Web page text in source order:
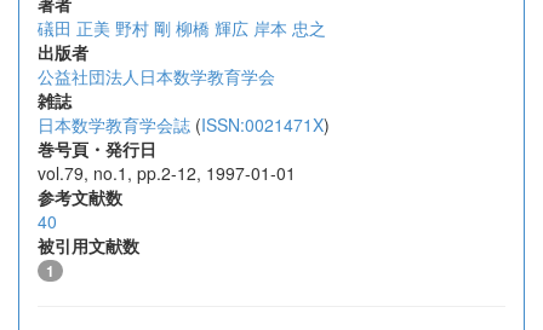
礒田 正美 野村 剛 柳橋 輝広 岸本 忠之
出版者
公益社団法人日本数学教育学会
雑誌
日本数学教育学会誌 (ISSN:0021471X)
巻号頁・発行日
vol.79, no.1, pp.2-12, 1997-01-01
参考文献数
40
被引用文献数
1